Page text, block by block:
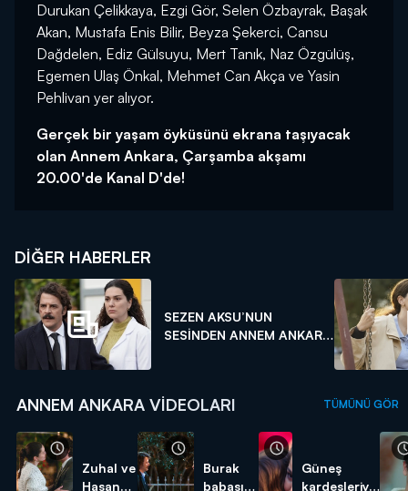
Durukan Çelikkaya, Ezgi Gör, Selen Özbayrak, Başak
Akan, Mustafa Enis Bilir, Beyza Şekerci, Cansu
Dağdelen, Ediz Gülsuyu, Mert Tanık, Naz Özgülüş,
Egemen Ulaş Önkal, Mehmet Can Akça ve Yasin
Pehlivan yer alıyor.
Gerçek bir yaşam öyküsünü ekrana taşıyacak
olan Annem Ankara, Çarşamba akşamı
20.00'de Kanal D'de!
DIĞER HABERLER
SEZEN AKSU’NUN
SESİNDEN ANNEM ANKARA
ANNEM ANKARA VIDEOLARI TÜMÜNÜ GÖR
Zuhal ve
Hasan
Burak
babasını
Güneş
kardeşleriyle